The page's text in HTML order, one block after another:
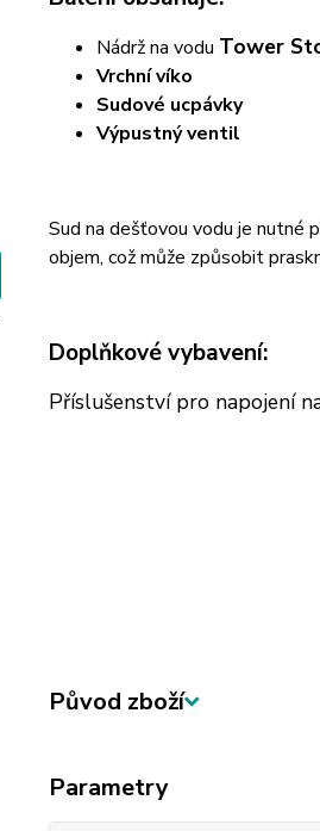
Nádrž na vodu Tower
Vrchní víko
Sudové ucpávky
Výpustný ventil
Sud na dešťovou vodu je nutné
objem, což může způsobit
Doplňkové vybavení:
Příslušenství pro napojení
Původ zboží
Parametry